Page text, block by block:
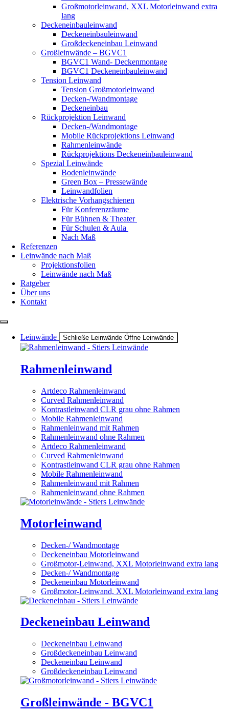
Großmotorleinwand, XXL Motorleinwand extra
lang
Deckeneinbauleinwand
Deckeneinbauleinwand
Großdeckeneinbau Leinwand
Großleinwände – BGVC1
BGVC1 Wand- Deckenmontage
BGVC1 Deckeneinbauleinwand
Tension Leinwand
Tension Großmotorleinwand
Decken-/Wandmontage
Deckeneinbau
Rückprojektion Leinwand
Decken-/Wandmontage
Mobile Rückprojektions Leinwand
Rahmenleinwände
Rückprojektions Deckeneinbauleinwand
Spezial Leinwände
Bodenleinwände
Green Box – Pressewände
Leinwandfolien
Elektrische Vorhangschienen
Für Konferenzräume
Für Bühnen & Theater
Für Schulen & Aula
Nach Maß
Referenzen
Leinwände nach Maß
Projektionsfolien
Leinwände nach Maß
Ratgeber
Über uns
Kontakt
Leinwände Schließe Leinwände Öffne Leinwände
Rahmenleinwand
Artdeco Rahmenleinwand
Curved Rahmenleinwand
Kontrastleinwand CLR grau ohne Rahmen
Mobile Rahmenleinwand
Rahmenleinwand mit Rahmen
Rahmenleinwand ohne Rahmen
Artdeco Rahmenleinwand
Curved Rahmenleinwand
Kontrastleinwand CLR grau ohne Rahmen
Mobile Rahmenleinwand
Rahmenleinwand mit Rahmen
Rahmenleinwand ohne Rahmen
Motorleinwand
Decken-/ Wandmontage
Deckeneinbau Motorleinwand
Großmotor-Leinwand, XXL Motorleinwand extra lang
Decken-/ Wandmontage
Deckeneinbau Motorleinwand
Großmotor-Leinwand, XXL Motorleinwand extra lang
Deckeneinbau Leinwand
Deckeneinbau Leinwand
Großdeckeneinbau Leinwand
Deckeneinbau Leinwand
Großdeckeneinbau Leinwand
Großleinwände - BGVC1